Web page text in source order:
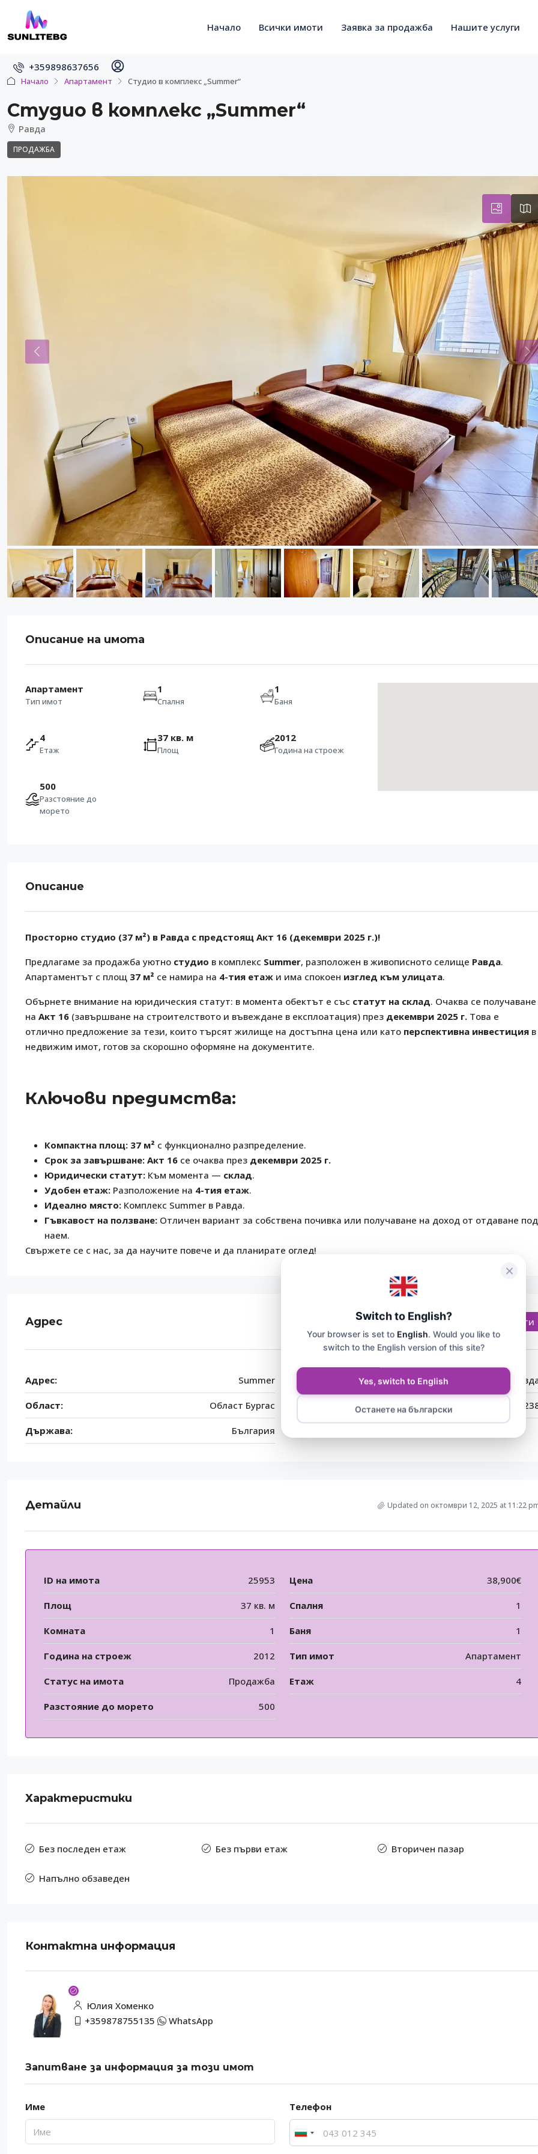
Начало Всички имоти Заявка за продажба Нашите услуги
+359898637656
Начало Апартамент Студио в комплекс „Summer“
Студио в комплекс „Summer“
Равда
ПРОДАЖБА
Описание на имота
Апартамент
Тип имот
1
Спалня
1
Баня
4
Етаж
37 кв. м
Площ
2012
Година на строеж
500
Разстояние до
морето
Описание
Просторно студио (37 м²) в Равда с предстоящ Акт 16 (декември 2025 г.)!
Предлагаме за продажба уютно студио в комплекс Summer, разположен в живописното селище Равда.
Апартаментът с площ 37 м² се намира на 4-тия етаж и има спокоен изглед към улицата.
Обърнете внимание на юридическия статут: в момента обектът е със статут на склад. Очаква се получаване
на Акт 16 (завършване на строителството и въвеждане в експлоатация) през декември 2025 г. Това е
отлично предложение за тези, които търсят жилище на достъпна цена или като перспективна инвестиция в
недвижим имот, готов за скорошно оформяне на документите.
Ключови предимства:
Компактна площ: 37 м² с функционално разпределение.
Срок за завършване: Акт 16 се очаква през декември 2025 г.
Юридически статут: Към момента — склад.
Удобен етаж: Разположение на 4-тия етаж.
Идеално място: Комплекс Summer в Равда.
Гъвкавост на ползване: Отличен вариант за собствена почивка или получаване на доход от отдаване под
наем.
Свържете се с нас, за да научите повече и да планирате оглед!
Адрес Отвори в Google Карти
Адрес: Summer
Област: Област Бургас Пощенски код:
Държава: България
Детайли Updated on октомври 12, 2025 at 11:22
ID на имота 25953 Цена 38,900€
Площ 37 кв. м Спалня 1
Комната 1 Баня 1
Година на строеж 2012 Тип имот Апартамент
Статус на имота Продажба Етаж 4
Разстояние до морето 500
Характеристики
Без последен етаж Без първи етаж Вторичен пазар
Напълно обзаведен
Контактна информация
Юлия Хоменко
+359878755135
WhatsApp
Запитване за информация за този имот
Име Телефон
Switch to English?
Your browser is set to English. Would you like to
switch to the English version of this site?
Yes, switch to English
Останете на български